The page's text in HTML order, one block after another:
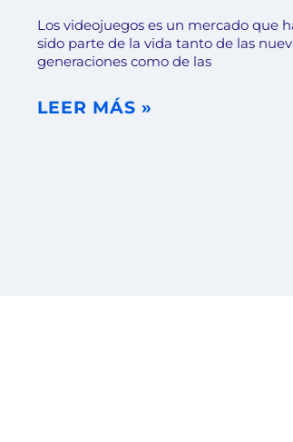
Los videojuegos es un mercado que
sido parte de la vida tanto de las
generaciones como de las
LEER MÁS »